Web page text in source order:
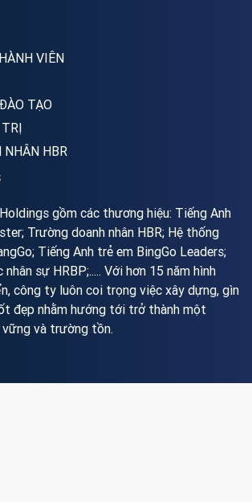
VIÊN
TẠO
NHÂN HBR
gồm các thương hiệu: Tiếng Anh
Trường doanh nhân HBR; Hệ thống
Tiếng Anh trẻ em BingGo Leaders;
sự HRBP;..... Với hơn 15 năm hình
công ty luôn coi trọng việc xây dựng, gìn
đẹp nhằm hướng tới trở thành một
vững và trường tồn.